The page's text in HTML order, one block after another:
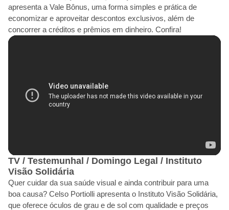
apresenta a Vale Bônus, uma forma simples e prática de
economizar e aproveitar descontos exclusivos, além de
concorrer a créditos e prêmios em dinheiro. Confira!
TV / Testemunhal / Domingo Legal / Instituto
Visão Solidária
Quer cuidar da sua saúde visual e ainda contribuir para uma
boa causa? Celso Portiolli apresenta o Instituto Visão Solidária,
que oferece óculos de grau e de sol com qualidade e preços